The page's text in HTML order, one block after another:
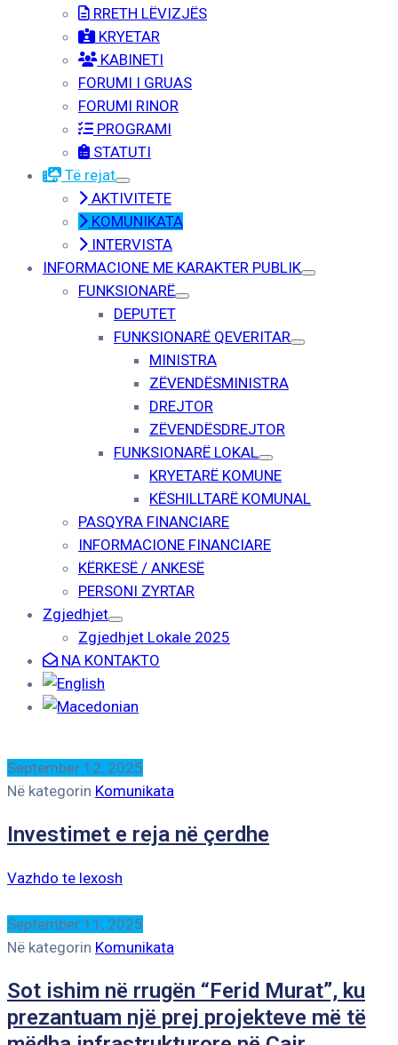
RRETH LËVIZJËS
KRYETAR
KABINETI
FORUMI I GRUAS
FORUMI RINOR
PROGRAMI
STATUTI
Të rejat
AKTIVITETE
KOMUNIKATA
INTERVISTA
INFORMACIONE ME KARAKTER PUBLIK
FUNKSIONARË
DEPUTET
FUNKSIONARË QEVERITAR
MINISTRA
ZËVENDËSMINISTRA
DREJTOR
ZËVENDËSDREJTOR
FUNKSIONARË LOKAL
KRYETARË KOMUNE
KËSHILLTARË KOMUNAL
PASQYRA FINANCIARE
INFORMACIONE FINANCIARE
KËRKESË / ANKESË
PERSONI ZYRTAR
Zgjedhjet
Zgjedhjet Lokale 2025
NA KONTAKTO
September 12, 2025
Në kategorin Komunikata
Investimet e reja në çerdhe
Vazhdo te lexosh
September 11, 2025
Në kategorin Komunikata
Sot ishim në rrugën “Ferid Murat”, ku
prezantuam një prej projekteve më të